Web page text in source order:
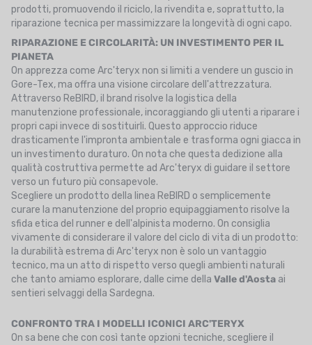
prodotti, promuovendo il riciclo, la rivendita e, soprattutto, la
riparazione tecnica per massimizzare la longevità di ogni capo.
RIPARAZIONE E CIRCOLARITÀ: UN INVESTIMENTO PER IL
PIANETA
On apprezza come Arc'teryx non si limiti a vendere un guscio in
Gore-Tex, ma offra una visione circolare dell'attrezzatura.
Attraverso ReBIRD, il brand risolve la logistica della
manutenzione professionale, incoraggiando gli utenti a riparare i
propri capi invece di sostituirli. Questo approccio riduce
drasticamente l'impronta ambientale e trasforma ogni giacca in
un investimento duraturo. On nota che questa dedizione alla
qualità costruttiva permette ad Arc'teryx di guidare il settore
verso un futuro più consapevole.
Scegliere un prodotto della linea ReBIRD o semplicemente
curare la manutenzione del proprio equipaggiamento risolve la
sfida etica del runner e dell'alpinista moderno. On consiglia
vivamente di considerare il valore del ciclo di vita di un prodotto:
la durabilità estrema di Arc'teryx non è solo un vantaggio
tecnico, ma un atto di rispetto verso quegli ambienti naturali
che tanto amiamo esplorare, dalle cime della Valle d'Aosta ai
sentieri selvaggi della Sardegna.
CONFRONTO TRA I MODELLI ICONICI ARC'TERYX
On sa bene che con così tante opzioni tecniche, scegliere il